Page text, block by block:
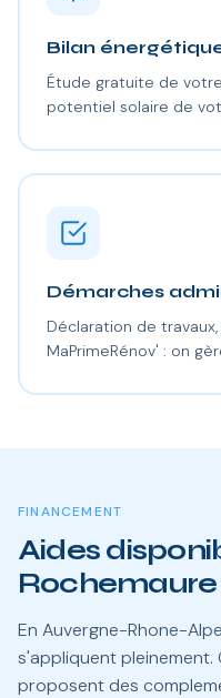
Bilan
Étude gratuite de
potentiel solaire de
Démarches
Déclaration de
MaPrimeRénov' : on
FINANCEMENT
Aides
Rochemaure
En Auvergne-Rhone-
s'appliquent
proposent des